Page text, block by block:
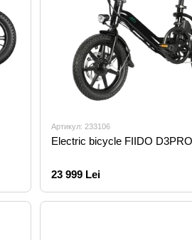
Артикул: 233106
Electric bicycle FIIDO
23 999 Lei